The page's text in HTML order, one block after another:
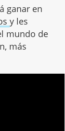
ganar en
y les
mundo de
más